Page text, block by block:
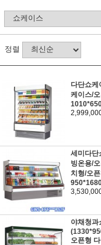
정렬
다단쇼케
케이스/
세미다단
빙온용/
치형/오
야채청과
오픈형